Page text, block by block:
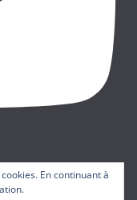
En continuant à